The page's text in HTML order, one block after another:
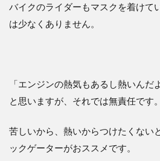
バイクのライダーもマスクを着けて
は少なくありません。
「エンジンの熱気もあるし熱いんだ
と思いますが、それでは無責任です。
苦しいから、熱いからつけたくない
ックゲーターがおススメです。